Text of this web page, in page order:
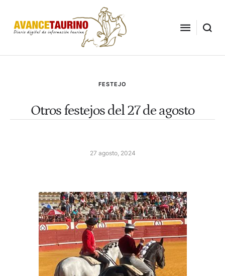
FESTEJO
Otros festejos del 27 de agosto
27 agosto, 2024